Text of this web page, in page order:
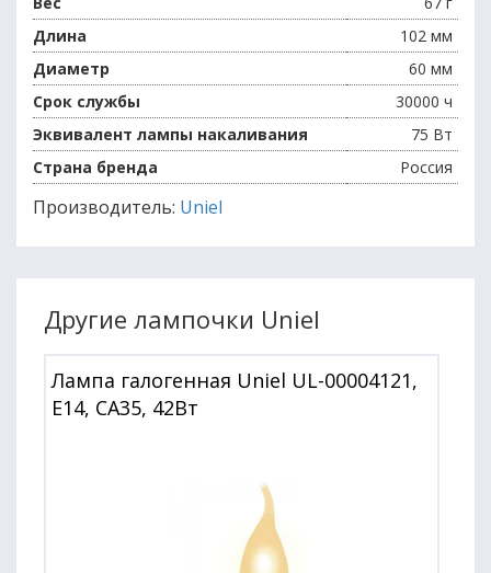
Длина
102 мм
Диаметр
60 мм
Срок службы
30000 ч
Эквивалент лампы накаливания
75 Вт
Страна бренда
Россия
Производитель: Uniel
Другие лампочки Uniel
Лампа галогенная Uniel UL-00004121,
E14, CA35, 42Вт